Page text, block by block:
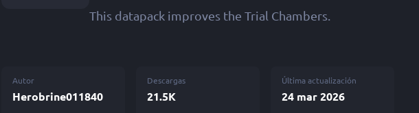
This datapack improves the Trial Chambers.
Autor
Herobrine011840
Descargas
21.5K
Última actualización
24 mar 2026